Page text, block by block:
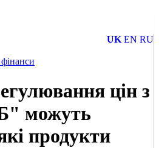
UK EN RU
цін з
можуть
продукти